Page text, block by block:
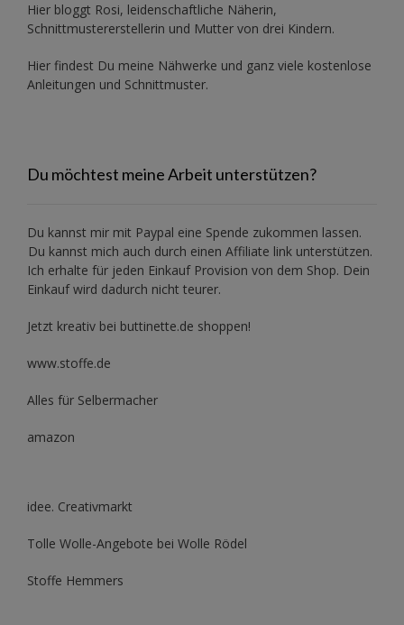
Hier bloggt Rosi, leidenschaftliche Näherin,
Schnittmustererstellerin und Mutter von drei Kindern.
Hier findest Du meine Nähwerke und ganz viele kostenlose
Anleitungen und Schnittmuster.
Du möchtest meine Arbeit unterstützen?
Du kannst mir mit Paypal eine Spende zukommen lassen.
Du kannst mich auch durch einen Affiliate link unterstützen.
Ich erhalte für jeden Einkauf Provision von dem Shop. Dein
Einkauf wird dadurch nicht teurer.
Jetzt kreativ bei buttinette.de shoppen!
www.stoffe.de
Alles für Selbermacher
amazon
idee. Creativmarkt
Tolle Wolle-Angebote bei Wolle Rödel
Stoffe Hemmers